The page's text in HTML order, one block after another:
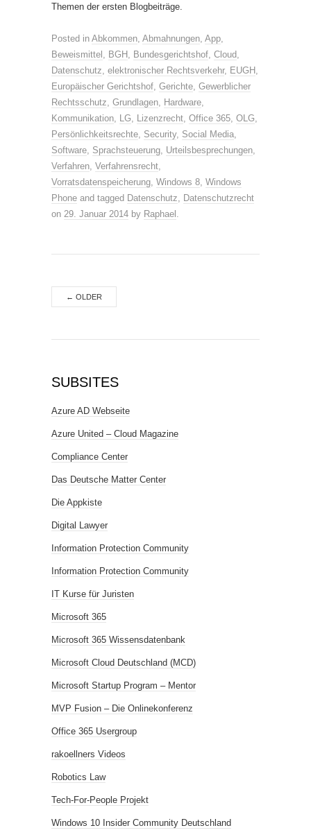
Themen der ersten Blogbeiträge.
Posted in Abkommen, Abmahnungen, App,
Beweismittel , BGH , Bundesgerichtshof, Cloud,
Datenschutz, elektronischer Rechtsverkehr, EUGH ,
Europäischer Gerichtshof, Gerichte, Gewerblicher
Rechtsschutz, Grundlagen, Hardware,
Kommunikation, LG, Lizenzrecht, Office 365, OLG,
Persönlichkeitsrechte, Security, Social Media,
Software, Sprachsteuerung, Urteilsbesprechungen,
Verfahren, Verfahrensrecht,
Vorratsdatenspeicherung, Windows 8, Windows
Phone and tagged Datenschutz, Datenschutzrecht
on 29. Januar 2014 by Raphael .
← OLDER
SUBSITES
Azure AD Webseite
Azure United – Cloud Magazine
Compliance Center
Das Deutsche Matter Center
Die Appkiste
Digital Lawyer
Information Protection Community
Information Protection Community
IT Kurse für Juristen
Microsoft 365
Microsoft 365 Wissensdatenbank
Microsoft Cloud Deutschland (MCD)
Microsoft Startup Program – Mentor
MVP Fusion – Die Onlinekonferenz
Office 365 Usergroup
rakoellners Videos
Robotics Law
Tech-For-People Projekt
Windows 10 Insider Community Deutschland